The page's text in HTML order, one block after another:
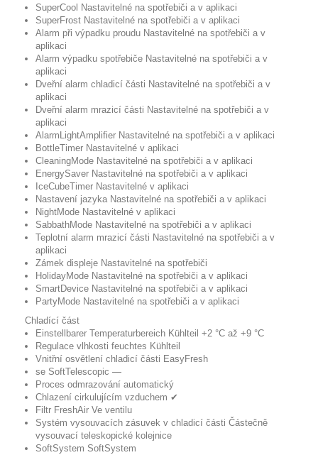
SuperCool Nastavitelné na spotřebiči a v aplikaci
SuperFrost Nastavitelné na spotřebiči a v aplikaci
Alarm při výpadku proudu Nastavitelné na spotřebiči a v
aplikaci
Alarm výpadku spotřebiče Nastavitelné na spotřebiči a v
aplikaci
Dveřní alarm chladicí části Nastavitelné na spotřebiči a v
aplikaci
Dveřní alarm mrazicí části Nastavitelné na spotřebiči a v
aplikaci
AlarmLightAmplifier Nastavitelné na spotřebiči a v aplikaci
BottleTimer Nastavitelné v aplikaci
CleaningMode Nastavitelné na spotřebiči a v aplikaci
EnergySaver Nastavitelné na spotřebiči a v aplikaci
IceCubeTimer Nastavitelné v aplikaci
Nastavení jazyka Nastavitelné na spotřebiči a v aplikaci
NightMode Nastavitelné v aplikaci
SabbathMode Nastavitelné na spotřebiči a v aplikaci
Teplotní alarm mrazicí části Nastavitelné na spotřebiči a v
aplikaci
Zámek displeje Nastavitelné na spotřebiči
HolidayMode Nastavitelné na spotřebiči a v aplikaci
SmartDevice Nastavitelné na spotřebiči a v aplikaci
PartyMode Nastavitelné na spotřebiči a v aplikaci
Chladící část
Einstellbarer Temperaturbereich Kühlteil +2 °C až +9 °C
Regulace vlhkosti feuchtes Kühlteil
Vnitřní osvětlení chladicí části EasyFresh
se SoftTelescopic —
Proces odmrazování automatický
Chlazení cirkulujícím vzduchem ✔
Filtr FreshAir Ve ventilu
Systém vysouvacích zásuvek v chladicí části Částečně
vysouvací teleskopické kolejnice
SoftSystem SoftSystem